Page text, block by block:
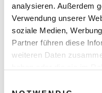
analysieren. Außerdem
Verwendung unserer
soziale Medien,
Partner führen diese
weiteren Daten